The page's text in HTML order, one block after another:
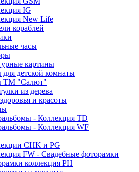
IG
New Life
кораблей
часы
картины
для детской комнаты
ТМ "Салют"
из дерева
и красоты
- Коллекция TD
- Коллекция WF
CHK и PG
FW - Свадебные фоторамки
коллекция PH